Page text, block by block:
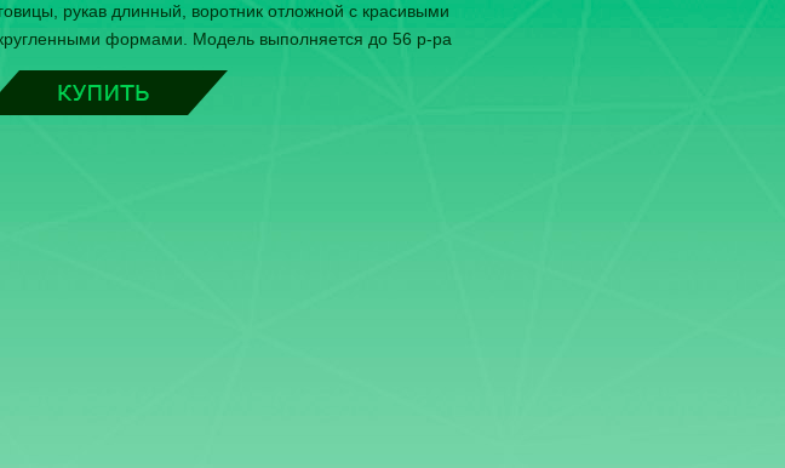
рукав длинный, воротник отложной с красивыми
формами. Модель выполняется до 56 р-ра